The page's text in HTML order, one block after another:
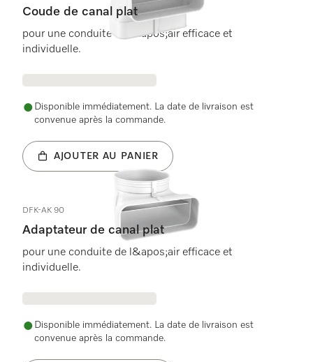
Coude de canal plat
pour une conduite de l&apos;air efficace et
individuelle.
Disponible immédiatement. La date de livraison est
convenue après la commande.
AJOUTER AU PANIER
DFK-AK 90
Adaptateur de canal plat
pour une conduite de l&apos;air efficace et
individuelle.
Disponible immédiatement. La date de livraison est
convenue après la commande.